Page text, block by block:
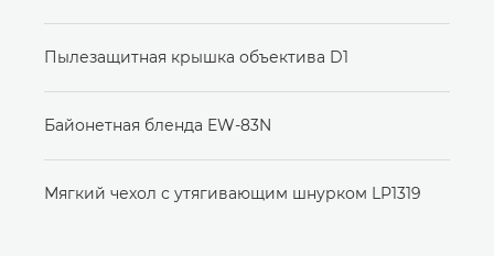
Пылезащитная крышка объектива D1
Байонетная бленда EW-83N
Мягкий чехол с утягивающим шнурком LP1319